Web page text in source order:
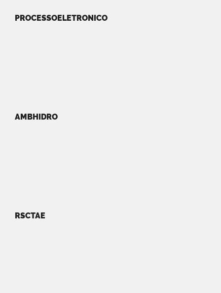
PROCESSOELETRONICO
AMBHIDRO
RSCTAE